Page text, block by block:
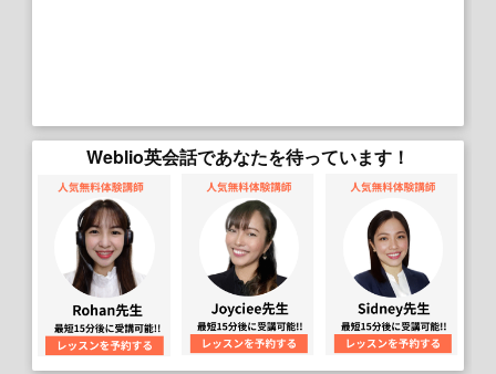
Weblio英会話であなたを待っています！